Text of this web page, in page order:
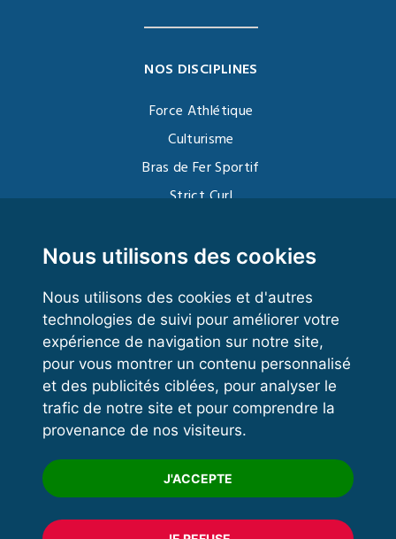
Nous utilisons des cookies
Nous utilisons des cookies et d'autres
technologies de suivi pour améliorer votre
expérience de navigation sur notre site,
pour vous montrer un contenu personnalisé
et des publicités ciblées, pour analyser le
trafic de notre site et pour comprendre la
provenance de nos visiteurs.
J'ACCEPTE
NOS DISCIPLINES
Force Athlétique
Culturisme
Bras de Fer Sportif
Strict Curl
Kettlebell
VOS ESPACES
Espace dirigeant
Espace licencié
Trouver un club
Formation